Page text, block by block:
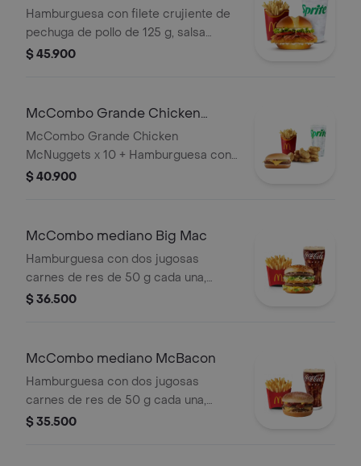
McCrispy Bacon Ranch
Hamburguesa con filete crujiente de
pechuga de pollo de 125 g, salsa
ranch, tocineta ahumada, lechuga
grandes y bebida grande a elección.
$ 45.900
McCombo Grande Chicken
McNuggets x 10 + Hamburguesa
con Queso
McCombo Grande Chicken
McNuggets x 10 + Hamburguesa con
Queso
$ 40.900
McCombo mediano Big Mac
Hamburguesa con dos jugosas
carnes de res de 50 g cada una,
cebolla, lechuga fresca, pepinillos,
Mac™, en pan dorado con ajonjolí.
medianas y bebida mediana a
elección.
$ 36.500
McCombo mediano McBacon
Hamburguesa con dos jugosas
carnes de res de 50 g cada una,
tocineta ahumada, cebolla, queso
$ 35.500